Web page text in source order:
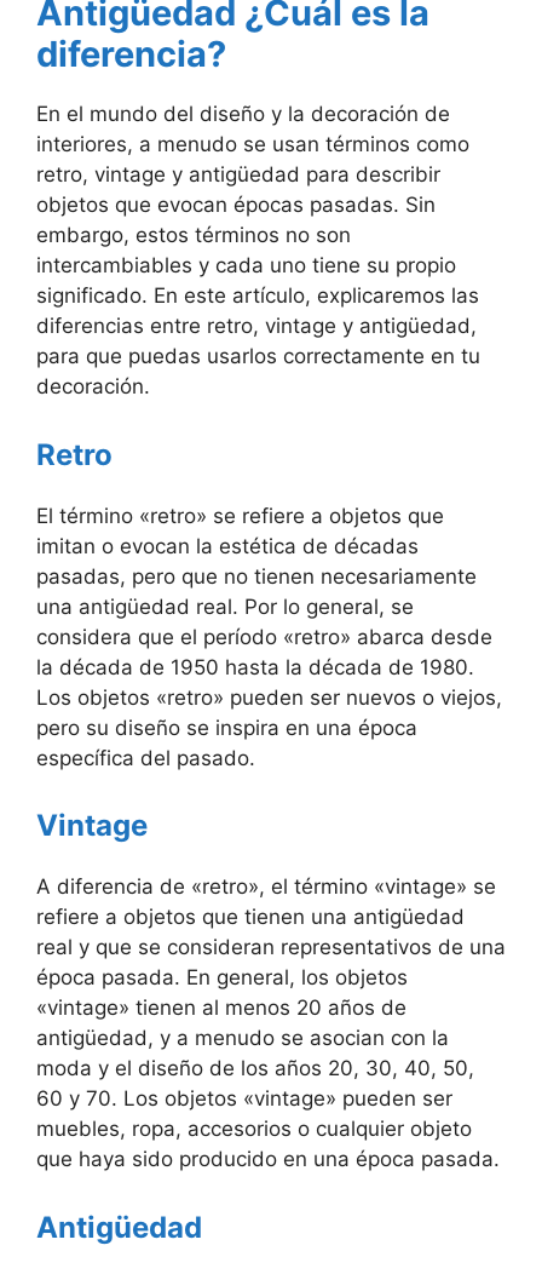
Antigüedad ¿Cuál es la
diferencia?
En el mundo del diseño y la decoración de
interiores, a menudo se usan términos como
retro, vintage y antigüedad para describir
objetos que evocan épocas pasadas. Sin
embargo, estos términos no son
intercambiables y cada uno tiene su propio
significado. En este artículo, explicaremos las
diferencias entre retro, vintage y antigüedad,
para que puedas usarlos correctamente en tu
decoración.
Retro
El término «retro» se refiere a objetos que
imitan o evocan la estética de décadas
pasadas, pero que no tienen necesariamente
una antigüedad real. Por lo general, se
considera que el período «retro» abarca desde
la década de 1950 hasta la década de 1980.
Los objetos «retro» pueden ser nuevos o viejos,
pero su diseño se inspira en una época
específica del pasado.
Vintage
A diferencia de «retro», el término «vintage» se
refiere a objetos que tienen una antigüedad
real y que se consideran representativos de una
época pasada. En general, los objetos
«vintage» tienen al menos 20 años de
antigüedad, y a menudo se asocian con la
moda y el diseño de los años 20, 30, 40, 50,
60 y 70. Los objetos «vintage» pueden ser
muebles, ropa, accesorios o cualquier objeto
que haya sido producido en una época pasada.
Antigüedad